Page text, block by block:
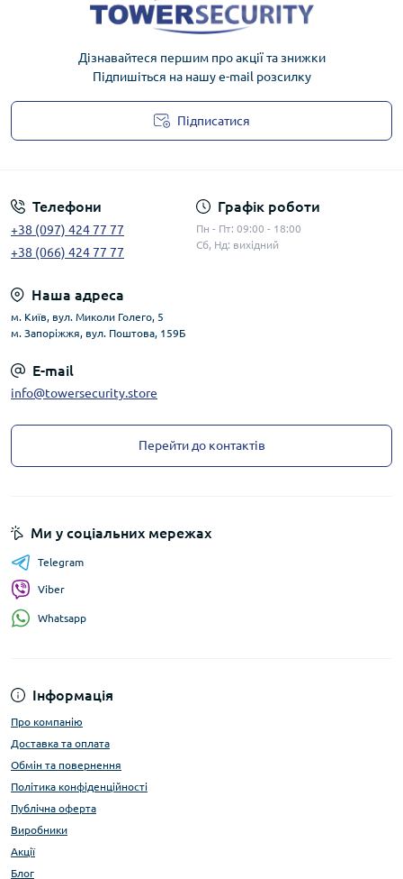
Дізнавайтеся першим про акції та знижки
Підпишіться на нашу e-mail розсилку
Підписатися
Телефони
+38 (097) 424 77 77
+38 (066) 424 77 77
Графік роботи
Пн - Пт: 09:00 - 18:00
Сб, Нд: вихідний
Наша адреса
м. Київ, вул. Миколи Голего, 5
м. Запоріжжя, вул. Поштова, 159Б
E-mail
info@towersecurity.store
Перейти до контактів
Інформація
Про компанію
Доставка та оплата
Обмін та повернення
Політика конфіденційності
Публічна оферта
Виробники
Акції
Блог
Ми у соціальних мережах
Telegram
Viber
Whatsapp